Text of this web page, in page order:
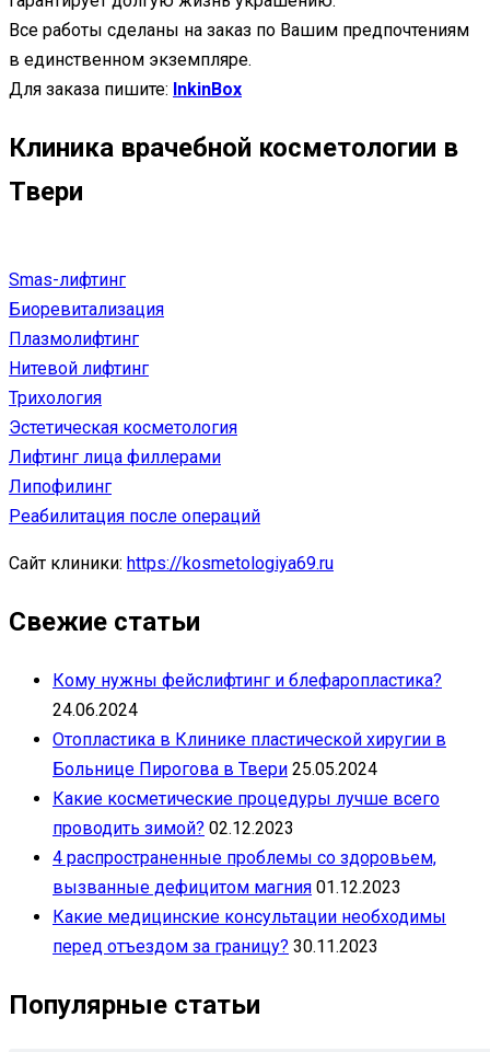
Все работы сделаны на заказ по Вашим предпочтениям
в единственном экземпляре.
Для заказа пишите: InkinBox
Клиника врачебной косметологии в
Твери
Smas-лифтинг
Биоревитализация
Плазмолифтинг
Нитевой лифтинг
Трихология
Эстетическая косметология
Лифтинг лица филлерами
Липофилинг
Реабилитация после операций
Сайт клиники: https://kosmetologiya69.ru
Свежие статьи
Кому нужны фейслифтинг и блефаропластика?
24.06.2024
Отопластика в Клинике пластической хиругии в
Больнице Пирогова в Твери 25.05.2024
Какие косметические процедуры лучше всего
проводить зимой? 02.12.2023
4 распространенные проблемы со здоровьем,
вызванные дефицитом магния 01.12.2023
Какие медицинские консультации необходимы
перед отъездом за границу? 30.11.2023
Популярные статьи